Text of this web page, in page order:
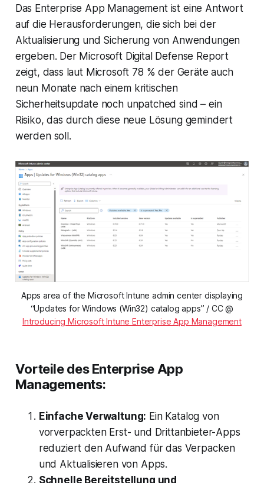
Das Enterprise App Management ist eine Antwort
auf die Herausforderungen, die sich bei der
Aktualisierung und Sicherung von Anwendungen
ergeben. Der Microsoft Digital Defense Report
zeigt, dass laut Microsoft 78 % der Geräte auch
neun Monate nach einem kritischen
Sicherheitsupdate noch unpatched sind – ein
Risiko, das durch diese neue Lösung gemindert
werden soll.
Apps area of the Microsoft Intune admin center displaying
“Updates for Windows (Win32) catalog apps” / CC @
Introducing Microsoft Intune Enterprise App Management
Vorteile des Enterprise App
Managements:
Einfache Verwaltung: Ein Katalog von
vorverpackten Erst- und Drittanbieter-Apps
reduziert den Aufwand für das Verpacken
und Aktualisieren von Apps.
Schnelle Bereitstellung und